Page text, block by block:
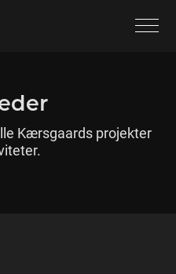
Kærsgaards projekter